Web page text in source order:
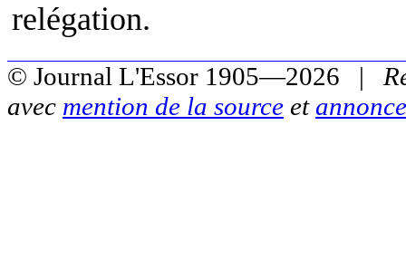
relégation.
© Journal L'Essor 1905—2026 |
avec mention de la source et